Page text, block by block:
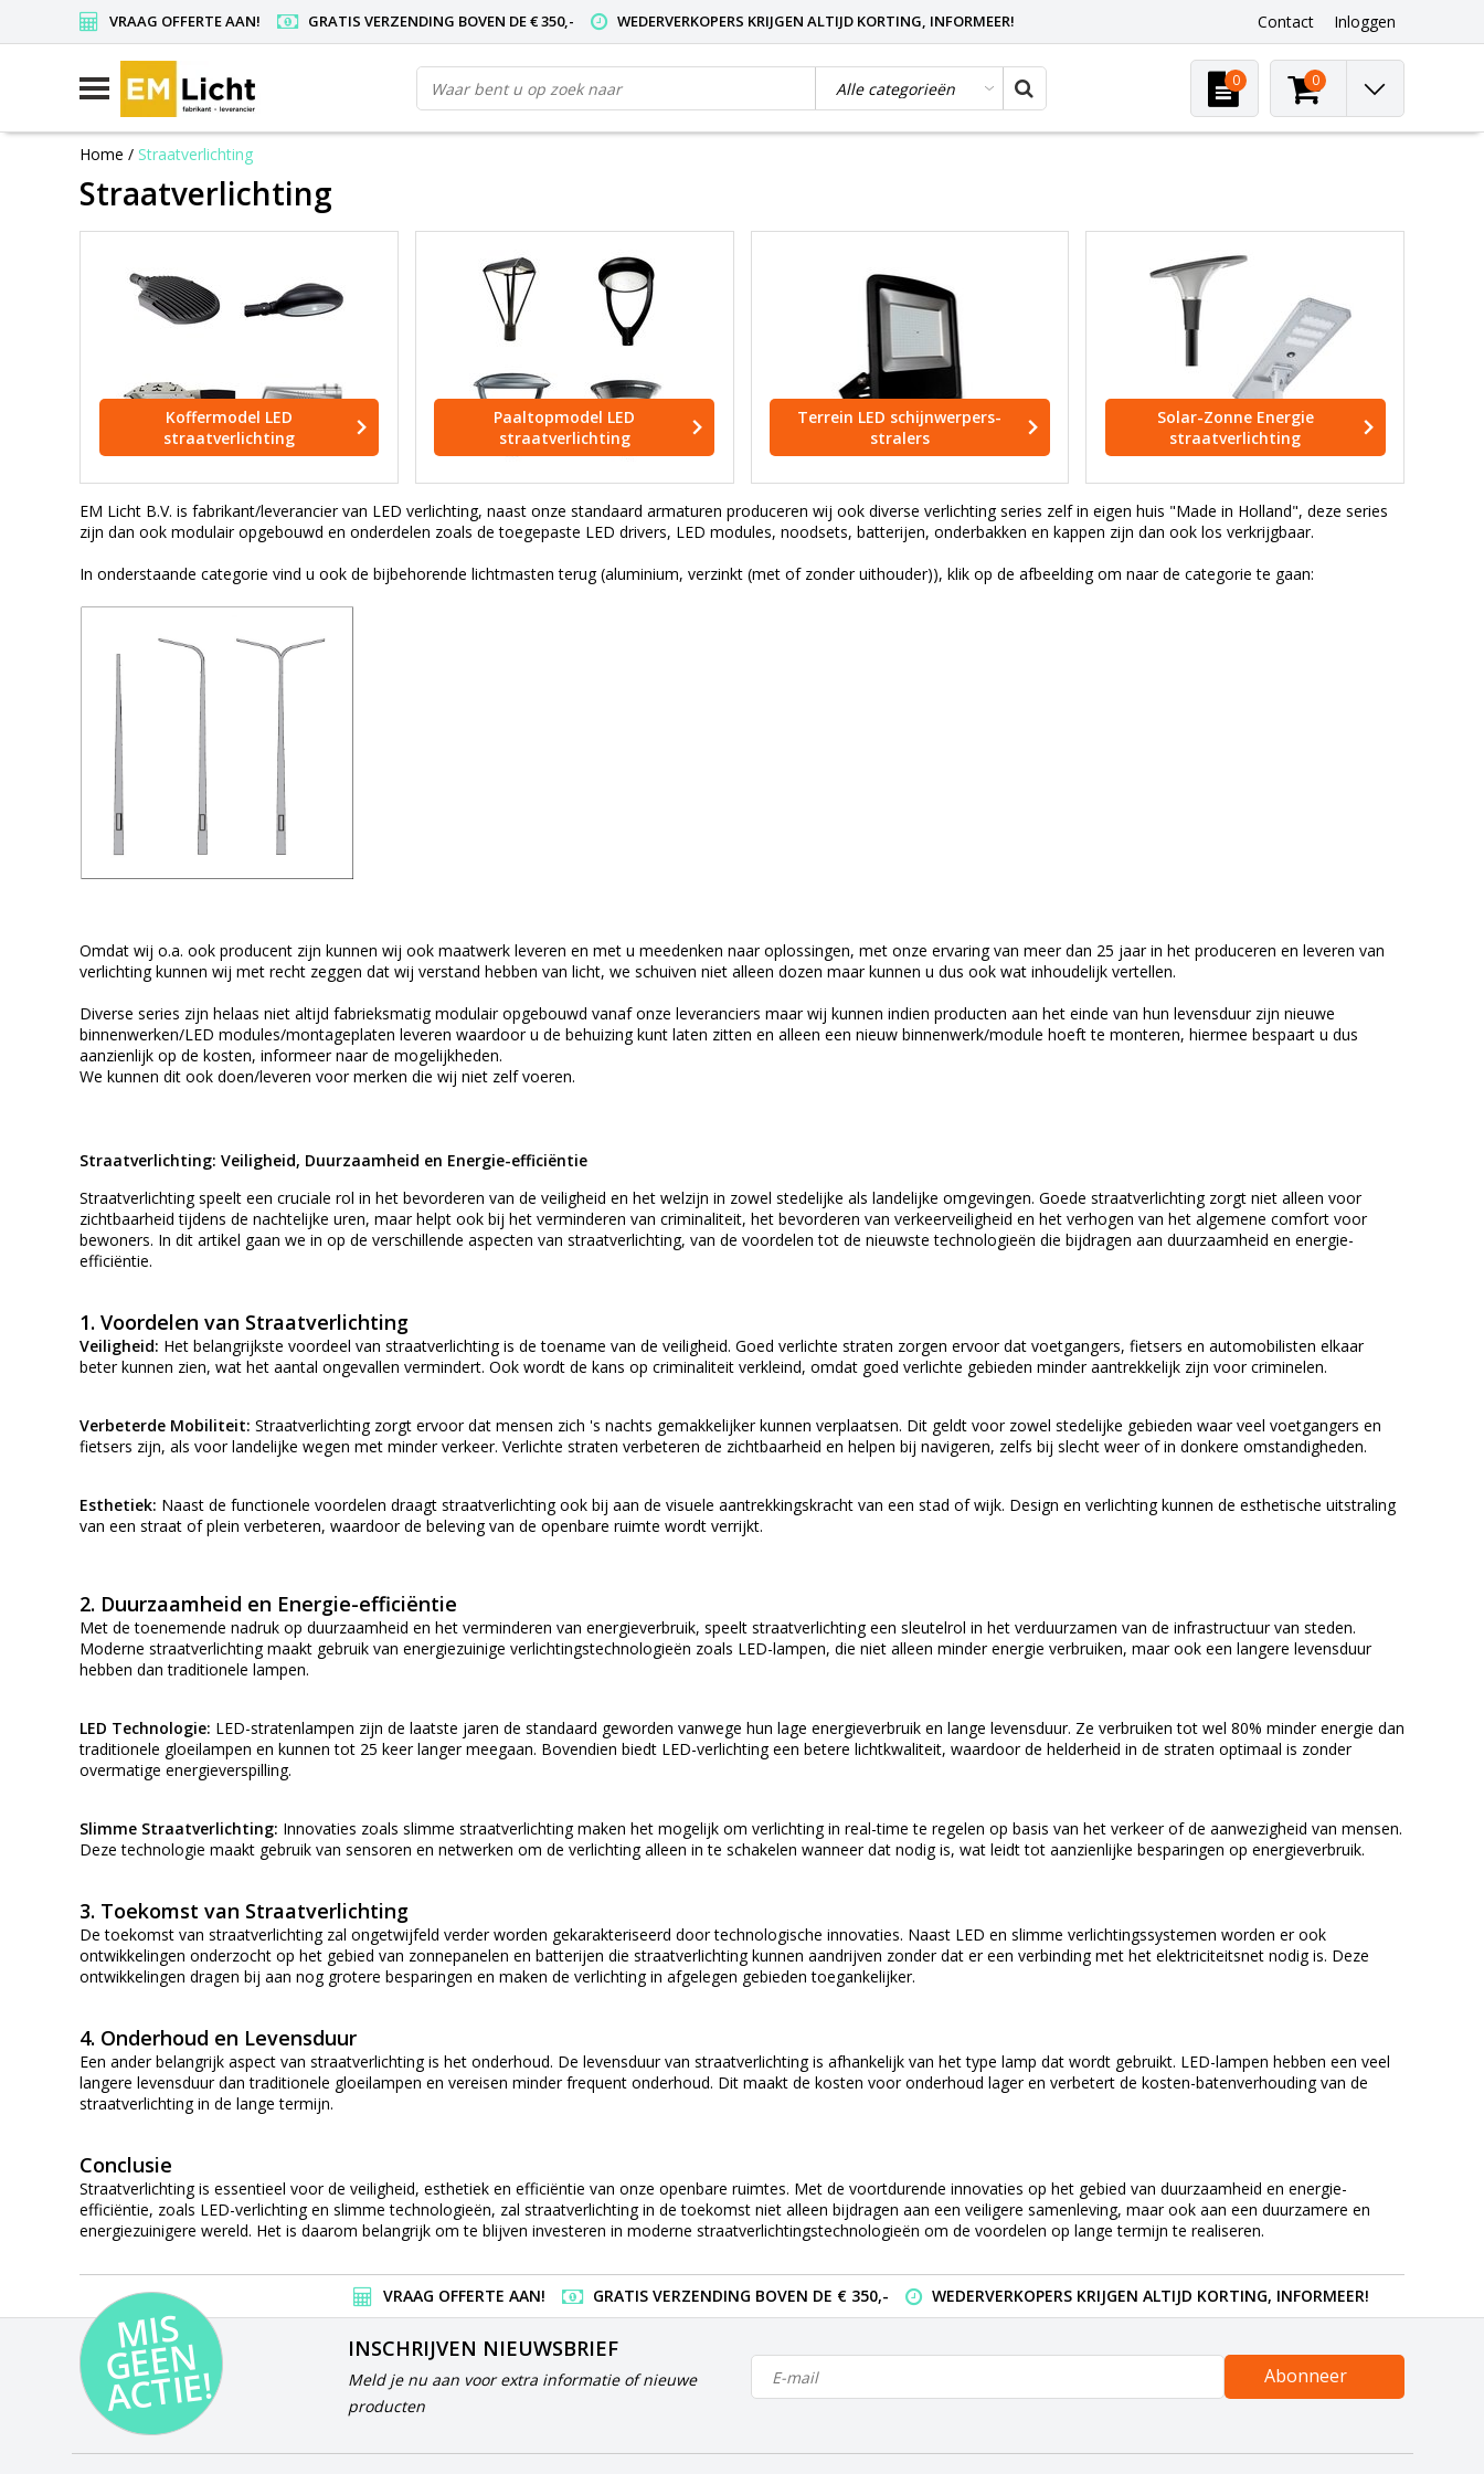
VRAAG OFFERTE AAN! GRATIS VERZENDING BOVEN DE € 350,- WEDERVERKOPERS KRIJGEN ALTIJD KORTING, INFORMEER! Contact Inloggen
0 0
Home / Straatverlichting
Straatverlichting
Koffermodel LED
straatverlichting
Paaltopmodel LED
straatverlichting
Terrein LED schijnwerpers-
stralers
Solar-Zonne Energie
straatverlichting
EM Licht B.V. is fabrikant/leverancier van LED verlichting, naast onze standaard armaturen produceren wij ook diverse verlichting series zelf in eigen huis "Made in Holland", deze series
zijn dan ook modulair opgebouwd en onderdelen zoals de toegepaste LED drivers, LED modules, noodsets, batterijen, onderbakken en kappen zijn dan ook los verkrijgbaar.
In onderstaande categorie vind u ook de bijbehorende lichtmasten terug (aluminium, verzinkt (met of zonder uithouder)), klik op de afbeelding om naar de categorie te gaan:
Omdat wij o.a. ook producent zijn kunnen wij ook maatwerk leveren en met u meedenken naar oplossingen, met onze ervaring van meer dan 25 jaar in het produceren en leveren van
verlichting kunnen wij met recht zeggen dat wij verstand hebben van licht, we schuiven niet alleen dozen maar kunnen u dus ook wat inhoudelijk vertellen.
Diverse series zijn helaas niet altijd fabrieksmatig modulair opgebouwd vanaf onze leveranciers maar wij kunnen indien producten aan het einde van hun levensduur zijn nieuwe
binnenwerken/LED modules/montageplaten leveren waardoor u de behuizing kunt laten zitten en alleen een nieuw binnenwerk/module hoeft te monteren, hiermee bespaart u dus
aanzienlijk op de kosten, informeer naar de mogelijkheden.
We kunnen dit ook doen/leveren voor merken die wij niet zelf voeren.
Straatverlichting: Veiligheid, Duurzaamheid en Energie-efficiëntie
Straatverlichting speelt een cruciale rol in het bevorderen van de veiligheid en het welzijn in zowel stedelijke als landelijke omgevingen. Goede straatverlichting zorgt niet alleen voor
zichtbaarheid tijdens de nachtelijke uren, maar helpt ook bij het verminderen van criminaliteit, het bevorderen van verkeerveiligheid en het verhogen van het algemene comfort voor
bewoners. In dit artikel gaan we in op de verschillende aspecten van straatverlichting, van de voordelen tot de nieuwste technologieën die bijdragen aan duurzaamheid en energie-
efficiëntie.
1. Voordelen van Straatverlichting
Veiligheid: Het belangrijkste voordeel van straatverlichting is de toename van de veiligheid. Goed verlichte straten zorgen ervoor dat voetgangers, fietsers en automobilisten elkaar
beter kunnen zien, wat het aantal ongevallen vermindert. Ook wordt de kans op criminaliteit verkleind, omdat goed verlichte gebieden minder aantrekkelijk zijn voor criminelen.
Verbeterde Mobiliteit: Straatverlichting zorgt ervoor dat mensen zich 's nachts gemakkelijker kunnen verplaatsen. Dit geldt voor zowel stedelijke gebieden waar veel voetgangers en
fietsers zijn, als voor landelijke wegen met minder verkeer. Verlichte straten verbeteren de zichtbaarheid en helpen bij navigeren, zelfs bij slecht weer of in donkere omstandigheden.
Esthetiek: Naast de functionele voordelen draagt straatverlichting ook bij aan de visuele aantrekkingskracht van een stad of wijk. Design en verlichting kunnen de esthetische uitstraling
van een straat of plein verbeteren, waardoor de beleving van de openbare ruimte wordt verrijkt.
2. Duurzaamheid en Energie-efficiëntie
Met de toenemende nadruk op duurzaamheid en het verminderen van energieverbruik, speelt straatverlichting een sleutelrol in het verduurzamen van de infrastructuur van steden.
Moderne straatverlichting maakt gebruik van energiezuinige verlichtingstechnologieën zoals LED-lampen, die niet alleen minder energie verbruiken, maar ook een langere levensduur
hebben dan traditionele lampen.
LED Technologie: LED-stratenlampen zijn de laatste jaren de standaard geworden vanwege hun lage energieverbruik en lange levensduur. Ze verbruiken tot wel 80% minder energie dan
traditionele gloeilampen en kunnen tot 25 keer langer meegaan. Bovendien biedt LED-verlichting een betere lichtkwaliteit, waardoor de helderheid in de straten optimaal is zonder
overmatige energieverspilling.
Slimme Straatverlichting: Innovaties zoals slimme straatverlichting maken het mogelijk om verlichting in real-time te regelen op basis van het verkeer of de aanwezigheid van mensen.
Deze technologie maakt gebruik van sensoren en netwerken om de verlichting alleen in te schakelen wanneer dat nodig is, wat leidt tot aanzienlijke besparingen op energieverbruik.
3. Toekomst van Straatverlichting
De toekomst van straatverlichting zal ongetwijfeld verder worden gekarakteriseerd door technologische innovaties. Naast LED en slimme verlichtingssystemen worden er ook
ontwikkelingen onderzocht op het gebied van zonnepanelen en batterijen die straatverlichting kunnen aandrijven zonder dat er een verbinding met het elektriciteitsnet nodig is. Deze
ontwikkelingen dragen bij aan nog grotere besparingen en maken de verlichting in afgelegen gebieden toegankelijker.
4. Onderhoud en Levensduur
Een ander belangrijk aspect van straatverlichting is het onderhoud. De levensduur van straatverlichting is afhankelijk van het type lamp dat wordt gebruikt. LED-lampen hebben een veel
langere levensduur dan traditionele gloeilampen en vereisen minder frequent onderhoud. Dit maakt de kosten voor onderhoud lager en verbetert de kosten-batenverhouding van de
straatverlichting in de lange termijn.
Conclusie
Straatverlichting is essentieel voor de veiligheid, esthetiek en efficiëntie van onze openbare ruimtes. Met de voortdurende innovaties op het gebied van duurzaamheid en energie-
efficiëntie, zoals LED-verlichting en slimme technologieën, zal straatverlichting in de toekomst niet alleen bijdragen aan een veiligere samenleving, maar ook aan een duurzamere en
energiezuinigere wereld. Het is daarom belangrijk om te blijven investeren in moderne straatverlichtingstechnologieën om de voordelen op lange termijn te realiseren.
VRAAG OFFERTE AAN! GRATIS VERZENDING BOVEN DE € 350,- WEDERVERKOPERS KRIJGEN ALTIJD KORTING, INFORMEER!
MI
S
G
E
E
N
A
C
TI
E!
INSCHRIJVEN NIEUWSBRIEF
Meld je nu aan voor extra informatie of nieuwe
producten
Abonneer